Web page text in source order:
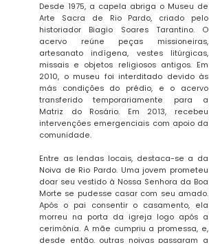
Desde 1975, a capela abriga o Museu de
Arte Sacra de Rio Pardo, criado pelo
historiador Biagio Soares Tarantino. O
acervo reúne peças missioneiras,
artesanato indígena, vestes litúrgicas,
missais e objetos religiosos antigos. Em
2010, o museu foi interditado devido às
más condições do prédio, e o acervo
transferido temporariamente para a
Matriz do Rosário. Em 2013, recebeu
intervenções emergenciais com apoio da
comunidade.
Entre as lendas locais, destaca-se a da
Noiva de Rio Pardo. Uma jovem prometeu
doar seu vestido à Nossa Senhora da Boa
Morte se pudesse casar com seu amado.
Após o pai consentir o casamento, ela
morreu na porta da igreja logo após a
cerimônia. A mãe cumpriu a promessa, e,
desde então, outras noivas passaram a